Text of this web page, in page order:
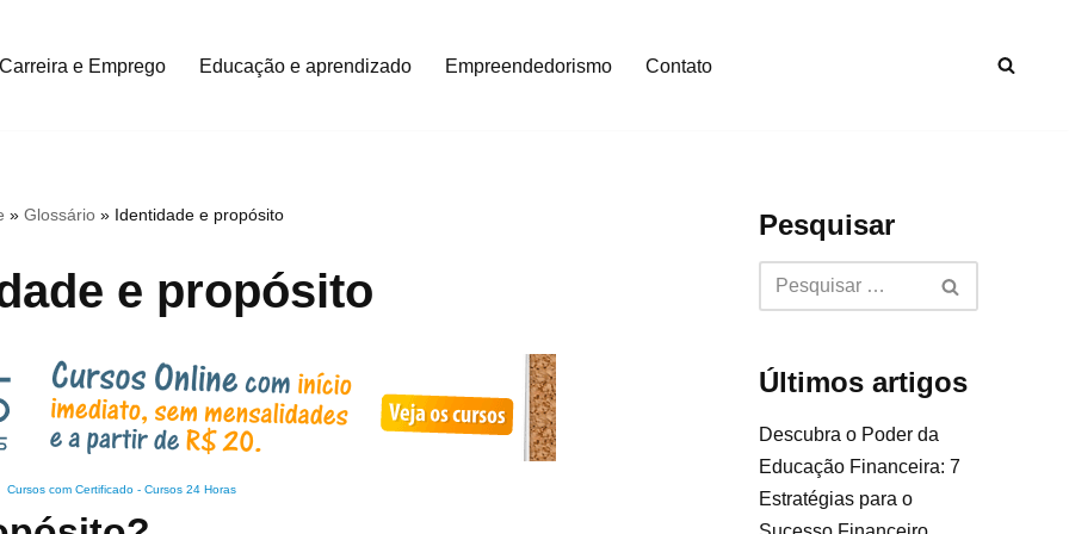
Carreira e Emprego Educação e aprendizado Empreendedorismo Contato
» Glossário» Identidade e propósito
e propósito
Cursos com Certificado- Cursos 24 Horas
Pesquisar
Últimos artigos
Descubra o Poder da
Educação Financeira: 7
Estratégias para o